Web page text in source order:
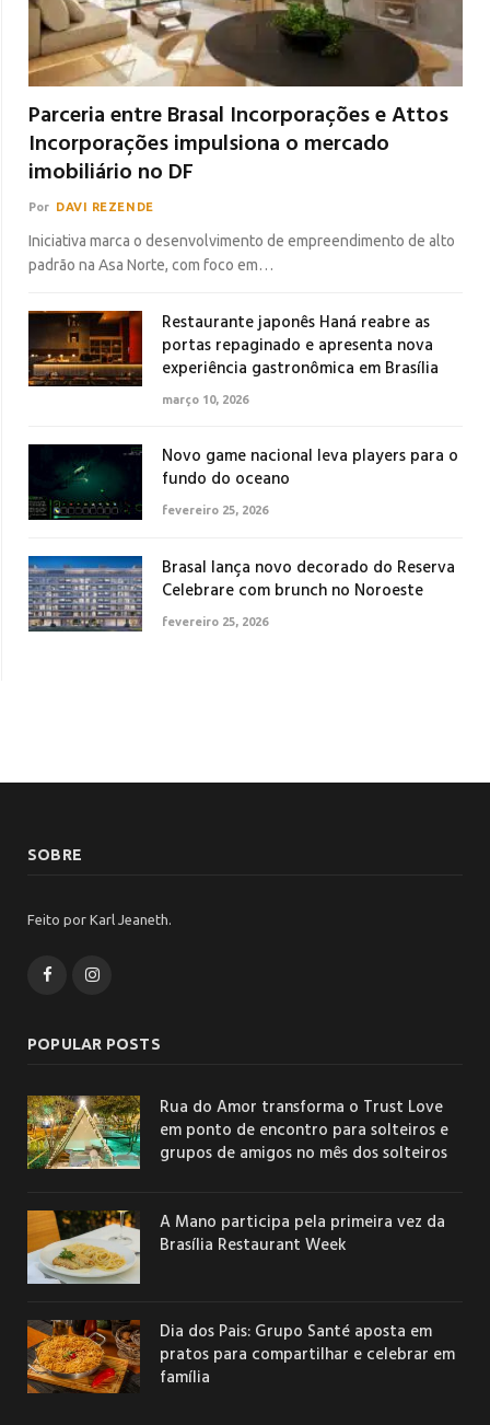
Parceria entre Brasal Incorporações e Attos
Incorporações impulsiona o mercado
imobiliário no DF
Por DAVI REZENDE
Iniciativa marca o desenvolvimento de empreendimento de alto
padrão na Asa Norte, com foco em…
Restaurante japonês Haná reabre as
portas repaginado e apresenta nova
experiência gastronômica em Brasília
março 10, 2026
Novo game nacional leva players para o
fundo do oceano
fevereiro 25, 2026
Brasal lança novo decorado do Reserva
Celebrare com brunch no Noroeste
fevereiro 25, 2026
SOBRE
Feito por Karl Jeaneth.
FacebookInstagram
POPULAR POSTS
Rua do Amor transforma o Trust Love
em ponto de encontro para solteiros e
grupos de amigos no mês dos solteiros
A Mano participa pela primeira vez da
Brasília Restaurant Week
Dia dos Pais: Grupo Santé aposta em
pratos para compartilhar e celebrar em
família